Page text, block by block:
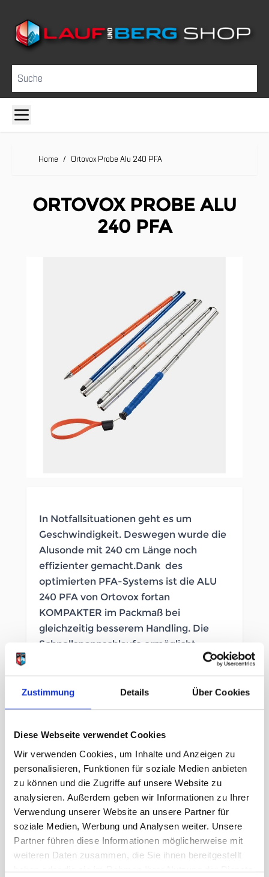
Zustimmung Details Über Cookies
Diese Webseite verwendet Cookies
Wir verwenden Cookies, um Inhalte und Anzeigen zu
personalisieren, Funktionen für soziale Medien anbieten
zu können und die Zugriffe auf unsere Website zu
analysieren. Außerdem geben wir Informationen zu Ihrer
Verwendung unserer Website an unsere Partner für
soziale Medien, Werbung und Analysen weiter. Unsere
Partner führen diese Informationen möglicherweise mit
weiteren Daten zusammen, die Sie ihnen bereitgestellt
haben oder die sie im Rahmen Ihrer Nutzung der Dienste
Suche
Home / Ortovox Probe Alu 240 PFA
ORTOVOX PROBE ALU
240 PFA
In Notfallsituationen geht es um
Geschwindigkeit. Deswegen wurde die
Alusonde mit 240 cm Länge noch
effizienter gemacht.Dank des
optimierten PFA-Systems ist die ALU
240 PFA von Ortovox fortan
KOMPAKTER im Packmaß bei
gleichzeitig besserem Handling. Die
Schnellspannschlaufe ermöglicht
unmittelbares Öffnen und Spannen mit
einem Handgriff.
SOFORT LIEFERBAR
Artikelnummer LB_1039530000
Größe
one size
unser Preis ab:64,95 €
Menge